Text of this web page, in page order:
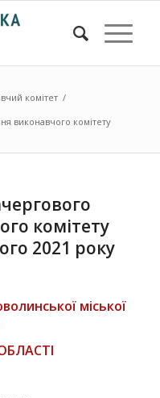
комітет /
виконавчого комітету
комітету
2021 року
міської